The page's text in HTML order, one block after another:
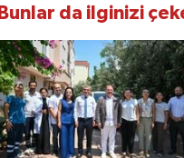
Bunlar da ilginizi